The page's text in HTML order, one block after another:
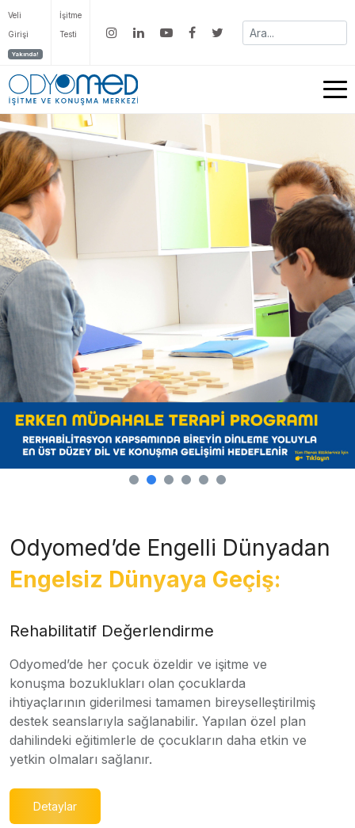
Veli
Girişi
Yakında!
İşitme
Testi
Odyomed’de Engelli Dünyadan
Engelsiz Dünyaya Geçiş:
Rehabilitatif Değerlendirme
Odyomed’de her çocuk özeldir ve işitme ve
konuşma bozuklukları olan çocuklarda
ihtiyaçlarının giderilmesi tamamen bireyselleştirilmiş
destek seanslarıyla sağlanabilir. Yapılan özel plan
dahilindeki eğitimlerle de çocukların daha etkin ve
yetkin olmaları sağlanır.
Detaylar